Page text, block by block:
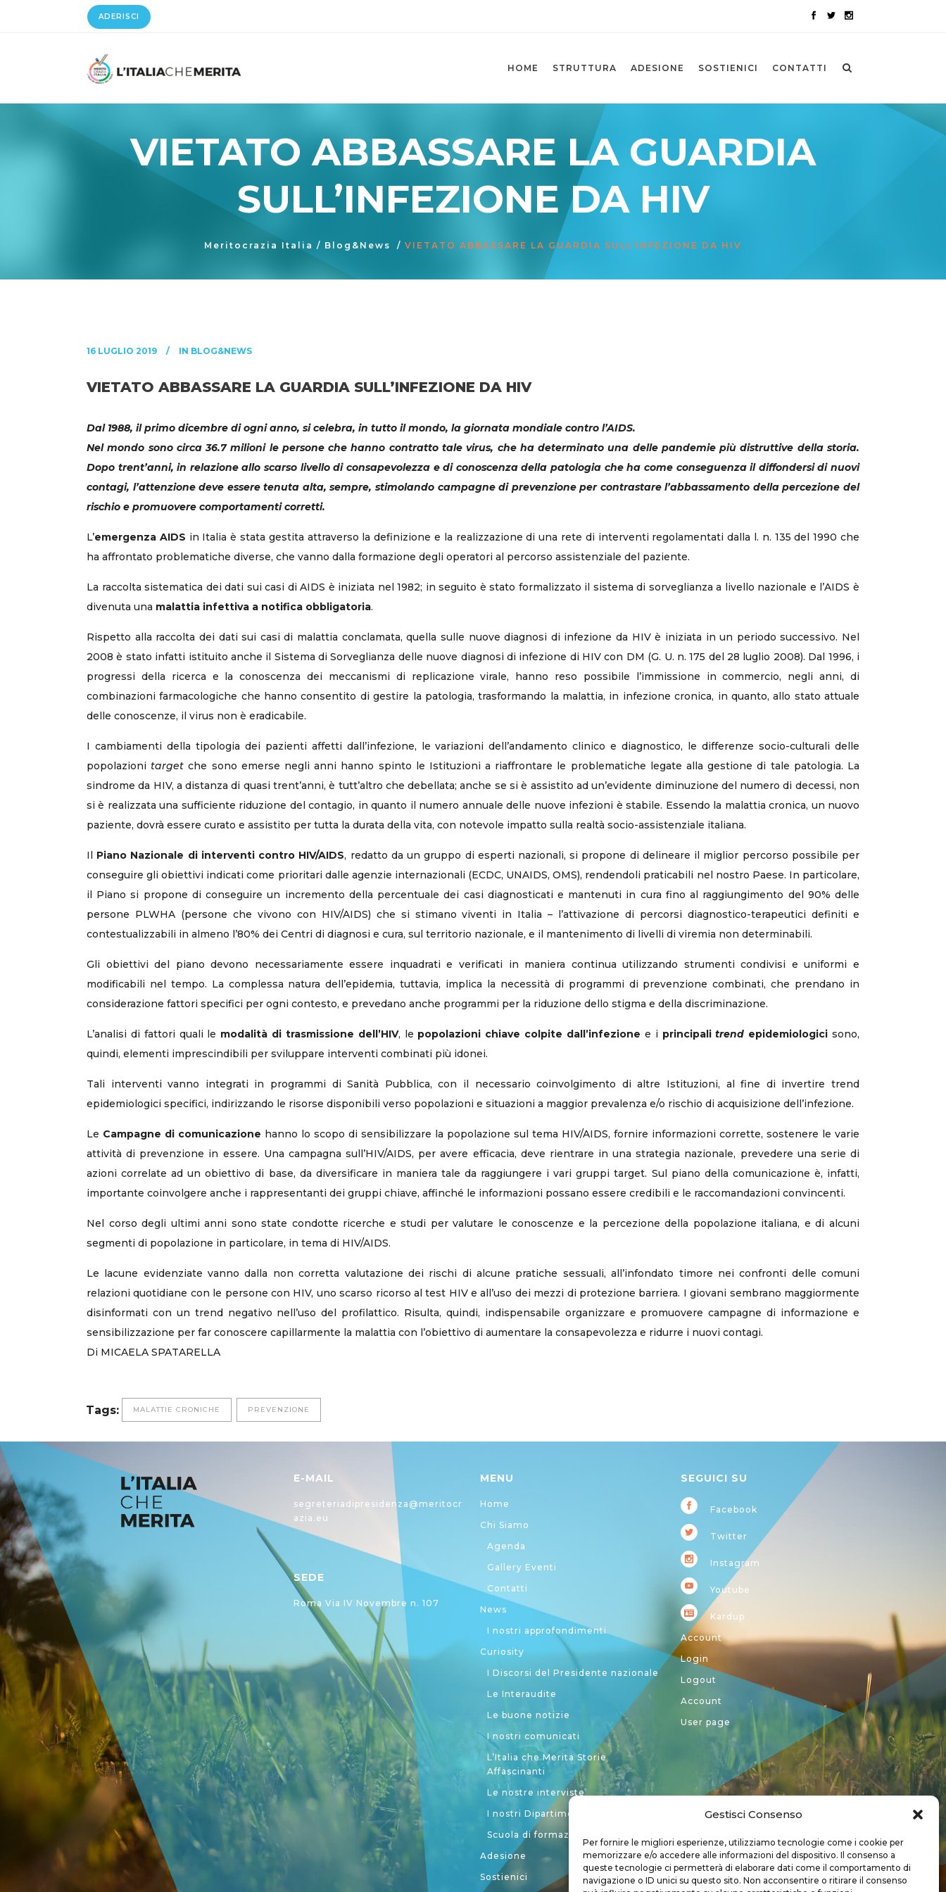
Gestisci Consenso
Per fornire le migliori esperienze, utilizziamo tecnologie come i cookie per
memorizzare e/o accedere alle informazioni del dispositivo. Il consenso a
queste tecnologie ci permetterà di elaborare dati come il comportamento di
navigazione o ID unici su questo sito. Non acconsentire o ritirare il consenso
ADERISCI
HOME STRUTTURA ADESIONE SOSTIENICI CONTATTI
VIETATO ABBASSARE LA GUARDIA
SULL’INFEZIONE DA HIV
Meritocrazia Italia / Blog&News / VIETATO ABBASSARE LA GUARDIA SULL’INFEZIONE DA HIV
16 LUGLIO 2019 IN BLOG&NEWS
VIETATO ABBASSARE LA GUARDIA SULL’INFEZIONE DA HIV
Dal 1988, il primo dicembre di ogni anno, si celebra, in tutto il mondo, la giornata mondiale contro l’AIDS.
Nel mondo sono circa 36.7 milioni le persone che hanno contratto tale virus, che ha determinato una delle pandemie più distruttive della storia.
Dopo trent’anni, in relazione allo scarso livello di consapevolezza e di conoscenza della patologia che ha come conseguenza il diffondersi di nuovi
contagi, l’attenzione deve essere tenuta alta, sempre, stimolando campagne di prevenzione per contrastare l’abbassamento della percezione del
rischio e promuovere comportamenti corretti.
L’emergenza AIDS in Italia è stata gestita attraverso la definizione e la realizzazione di una rete di interventi regolamentati dalla l. n. 135 del 1990 che
ha affrontato problematiche diverse, che vanno dalla formazione degli operatori al percorso assistenziale del paziente.
La raccolta sistematica dei dati sui casi di AIDS è iniziata nel 1982; in seguito è stato formalizzato il sistema di sorveglianza a livello nazionale e l’AIDS è
divenuta una malattia infettiva a notifica obbligatoria.
Rispetto alla raccolta dei dati sui casi di malattia conclamata, quella sulle nuove diagnosi di infezione da HIV è iniziata in un periodo successivo. Nel
2008 è stato infatti istituito anche il Sistema di Sorveglianza delle nuove diagnosi di infezione di HIV con DM (G. U. n. 175 del 28 luglio 2008). Dal 1996, i
progressi della ricerca e la conoscenza dei meccanismi di replicazione virale, hanno reso possibile l’immissione in commercio, negli anni, di
combinazioni farmacologiche che hanno consentito di gestire la patologia, trasformando la malattia, in infezione cronica, in quanto, allo stato attuale
delle conoscenze, il virus non è eradicabile.
I cambiamenti della tipologia dei pazienti affetti dall’infezione, le variazioni dell’andamento clinico e diagnostico, le differenze socio-culturali delle
popolazionitarget che sono emerse negli anni hanno spinto le Istituzioni a riaffrontare le problematiche legate alla gestione di tale patologia. La
sindrome da HIV, a distanza di quasi trent’anni, è tutt’altro che debellata; anche se si è assistito ad un’evidente diminuzione del numero di decessi, non
si è realizzata una sufficiente riduzione del contagio, in quanto il numero annuale delle nuove infezioni è stabile. Essendo la malattia cronica, un nuovo
paziente, dovrà essere curato e assistito per tutta la durata della vita, con notevole impatto sulla realtà socio-assistenziale italiana.
Il Piano Nazionale di interventi contro HIV/AIDS, redatto da un gruppo di esperti nazionali, si propone di delineare il miglior percorso possibile per
conseguire gli obiettivi indicati come prioritari dalle agenzie internazionali (ECDC, UNAIDS, OMS), rendendoli praticabili nel nostro Paese. In particolare,
il Piano si propone di conseguire un incremento della percentuale dei casi diagnosticati e mantenuti in cura fino al raggiungimento del 90% delle
persone PLWHA (persone che vivono con HIV/AIDS) che si stimano viventi in Italia – l’attivazione di percorsi diagnostico-terapeutici definiti e
contestualizzabili in almeno l’80% dei Centri di diagnosi e cura, sul territorio nazionale, e il mantenimento di livelli di viremia non determinabili.
Gli obiettivi del piano devono necessariamente essere inquadrati e verificati in maniera continua utilizzando strumenti condivisi e uniformi e
modificabili nel tempo. La complessa natura dell’epidemia, tuttavia, implica la necessità di programmi di prevenzione combinati, che prendano in
considerazione fattori specifici per ogni contesto, e prevedano anche programmi per la riduzione dello stigma e della discriminazione.
L’analisi di fattori quali le modalità di trasmissione dell’HIV, le popolazioni chiave colpite dall’infezione e i principalitrend epidemiologici sono,
quindi, elementi imprescindibili per sviluppare interventi combinati più idonei.
Tali interventi vanno integrati in programmi di Sanità Pubblica, con il necessario coinvolgimento di altre Istituzioni, al fine di invertire trend
epidemiologici specifici, indirizzando le risorse disponibili verso popolazioni e situazioni a maggior prevalenza e/o rischio di acquisizione dell’infezione.
Le Campagne di comunicazione hanno lo scopo di sensibilizzare la popolazione sul tema HIV/AIDS, fornire informazioni corrette, sostenere le varie
attività di prevenzione in essere. Una campagna sull’HIV/AIDS, per avere efficacia, deve rientrare in una strategia nazionale, prevedere una serie di
azioni correlate ad un obiettivo di base, da diversificare in maniera tale da raggiungere i vari gruppi target. Sul piano della comunicazione è, infatti,
importante coinvolgere anche i rappresentanti dei gruppi chiave, affinché le informazioni possano essere credibili e le raccomandazioni convincenti.
Nel corso degli ultimi anni sono state condotte ricerche e studi per valutare le conoscenze e la percezione della popolazione italiana, e di alcuni
segmenti di popolazione in particolare, in tema di HIV/AIDS.
Le lacune evidenziate vanno dalla non corretta valutazione dei rischi di alcune pratiche sessuali, all’infondato timore nei confronti delle comuni
relazioni quotidiane con le persone con HIV, uno scarso ricorso al test HIV e all’uso dei mezzi di protezione barriera. I giovani sembrano maggiormente
disinformati con un trend negativo nell’uso del profilattico. Risulta, quindi, indispensabile organizzare e promuovere campagne di informazione e
sensibilizzazione per far conoscere capillarmente la malattia con l’obiettivo di aumentare la consapevolezza e ridurre i nuovi contagi.
Di MICAELA SPATARELLA
Tags: MALATTIE CRONICHE PREVENZIONE
E-MAIL
segreteriadipresidenza@meritocr
azia.eu
SEDE
Roma Via IV Novembre n. 107
MENU
Home
Chi Siamo
Agenda
Gallery Eventi
Contatti
News
I nostri approfondimenti
Curiosity
I Discorsi del Presidente nazionale
Le Interaudite
Le buone notizie
I nostri comunicati
L’Italia che Merita Storie
Affascinanti
Le nostre interviste
I nostri Dipartimenti
Scuola di formazione politica CREA
Adesione
Sostienici
SEGUICI SU
Facebook
Twitter
Instagram
Youtube
Kardup
Account
Login
Logout
Account
User page